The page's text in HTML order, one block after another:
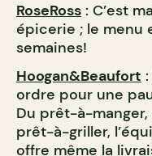
RoseRoss : C’est
épicerie ; le menu
semaines!
Hoogan&Beaufort
ordre pour une
Du prêt-à-
prêt-à-griller,
offre même la